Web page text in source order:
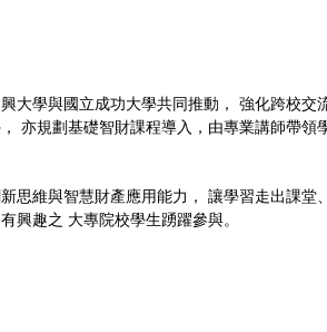
大學與國立成功大學共同推動， 強化跨校交
亦規劃基礎智財課程導入，由專業講師帶領
思維與智慧財產應用能力， 讓學習走出課堂
興趣之 大專院校學生踴躍參與。